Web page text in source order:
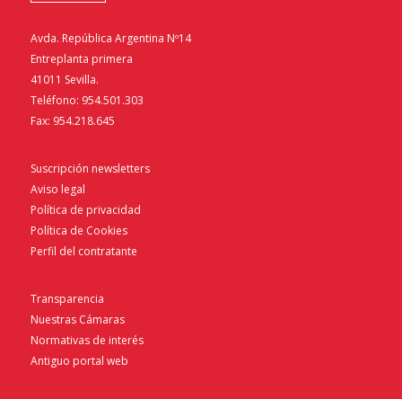
Avda. República Argentina Nº14
Entreplanta primera
41011 Sevilla.
Teléfono: 954.501.303
Fax: 954.218.645
Suscripción newsletters
Aviso legal
Política de privacidad
Política de Cookies
Perfil del contratante
Transparencia
Nuestras Cámaras
Normativas de interés
Antiguo portal web